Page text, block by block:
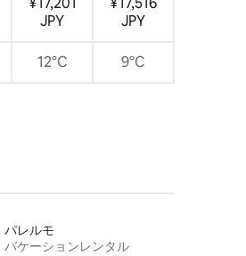
JPY
JPY
12°C 9°C
パレルモ
バケーションレンタル